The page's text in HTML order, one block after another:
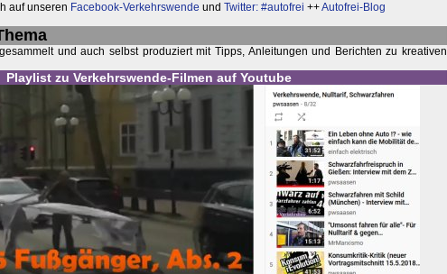
auf unseren Facebook-Verkehrswende und Twitter: #autofrei ++Autofrei-Blog
und auch selbst produziert mit Tipps, Anleitungen und Berichten zu kreativen
Playlist zu Verkehrswende-Filmen auf Youtube